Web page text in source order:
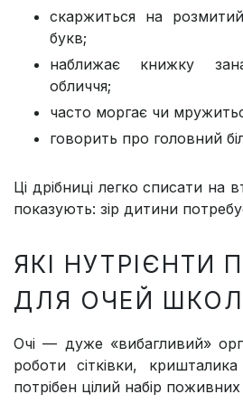
скаржиться на
букв;
наближає книжку
обличчя;
часто моргає чи
говорить про головний
Ці дрібниці легко списати на
показують: зір дитини
ЯКІ НУТРІЄНТИ
ДЛЯ ОЧЕЙ
Очі — дуже «вибагливий»
роботи сітківки,
потрібен цілий набір